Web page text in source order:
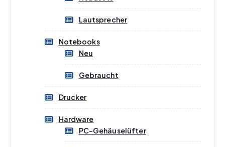
Lautsprecher
Notebooks
Neu
Gebraucht
Drucker
Hardware
PC-Gehäuselüfter